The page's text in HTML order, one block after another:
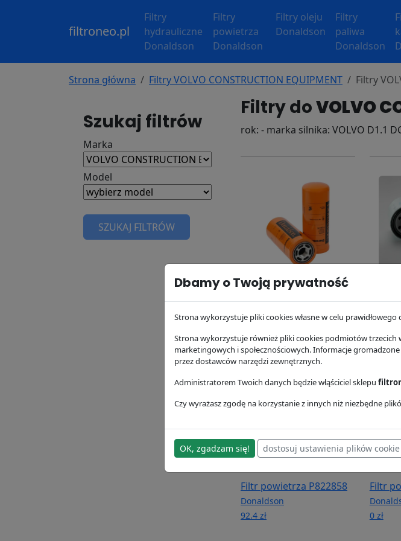
filtroneo.pl
Filtry
hydrauliczne
Donaldson
Filtry
powietrza
Donaldson
Filtry oleju
Donaldson
Filtry
paliwa
Donaldson
Strona główna Filtry VOLVO CONSTRUCTION EQUIPMENT Filtry
Szukaj filtrów
Marka
Model
SZUKAJ FILTRÓW
Filtry doVOLVO
rok: - marka silnika: VOLVO D1.1
Filtr hydrauliczny
P164378
Donaldson
173.13 zł
26.35 zł
Filtr powietrza P822858
Donaldson
92.4 zł
Filtr
0 zł
Dbamy o Twoją prywatność
Strona wykorzystuje pliki cookies własne w celu prawidłowego
Strona wykorzystuje również pliki cookies podmiotów trzecich
marketingowych i społecznościowych. Informacje
przez dostawców narzędzi zewnętrznych.
Administratorem Twoich danych będzie włąściciel sklepu
Czy wyrażasz zgodę na korzystanie z innych niż niezbędne
OK, zgadzam się! dostosuj ustawienia plików cookie